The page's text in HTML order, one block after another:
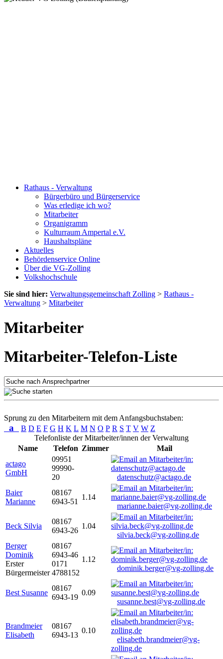
Rathaus - Verwaltung
Bürgerbüro und Bürgerservice
Was erledige ich wo?
Mitarbeiter
Organigramm
Kulturraum Ampertal e.V.
Haushaltspläne
Aktuelles
Behördenservice Online
Über die VG-Zolling
Volkshochschule
Sie sind hier: Verwaltungsgemeinschaft Zolling > Rathaus -
Verwaltung > Mitarbeiter
Mitarbeiter
Mitarbeiter-Telefon-Liste
Sprung zu den Mitarbeitern mit dem Anfangsbuchstaben:
a B D E F G H K L M N O P R S T V W Z
Telefonliste der Mitarbeiter/innen der Verwaltung
Name
Telefon Zimmer
Mail
actago
GmbH
09951
99990-
20
datenschutz@actago.de
Baier
Marianne
08167
6943-51
1.14
marianne.baier@vg-zolling.de
Beck Silvia
08167
6943-26
1.04
silvia.beck@vg-zolling.de
Berger
Dominik
Erster
Bürgermeister
08167
6943-46
0171
4788152
1.12
dominik.berger@vg-zolling.de
Best Susanne
08167
6943-19
0.09
susanne.best@vg-zolling.de
Brandmeier
Elisabeth
08167
6943-13
0.10
elisabeth.brandmeier@vg-
zolling.de